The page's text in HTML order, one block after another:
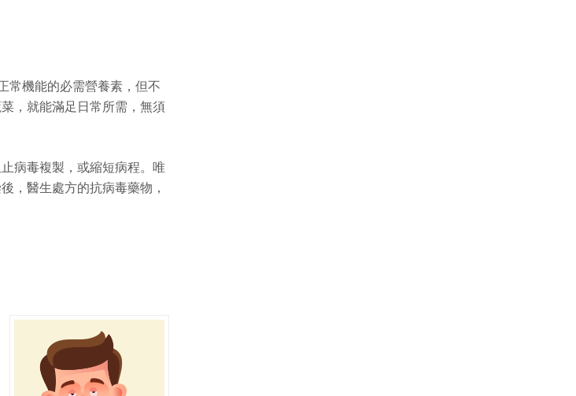
常機能的必需營養素，但不
，就能滿足日常所需，無須
病毒複製，或縮短病程。唯
，醫生處方的抗病毒藥物，